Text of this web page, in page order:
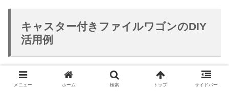
キャスター付きファイルワゴンのDIY
活用例
メニュー ホーム 検索 トップ サイドバー